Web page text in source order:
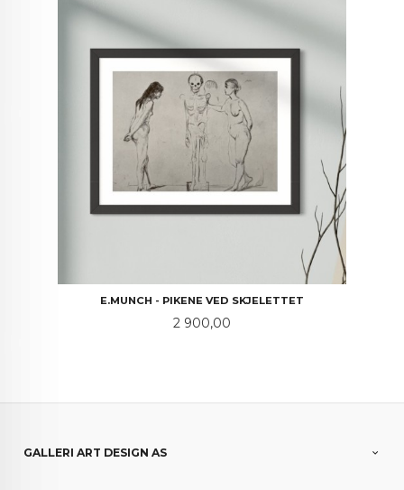
E.MUNCH - PIKENE VED SKJELETTET
Pris
2 900,00
GALLERI ART DESIGN AS